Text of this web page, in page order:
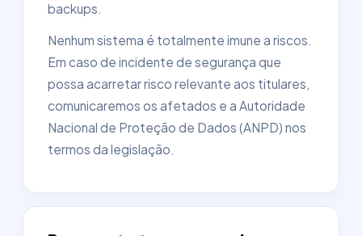
backups.
Nenhum sistema é totalmente imune a riscos.
Em caso de incidente de segurança que
possa acarretar risco relevante aos titulares,
comunicaremos os afetados e a Autoridade
Nacional de Proteção de Dados (ANPD) nos
termos da legislação.